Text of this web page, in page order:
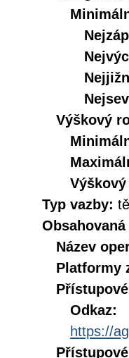
Výškový
Typ vazby:
Název
Platformy
Odkaz:
https://